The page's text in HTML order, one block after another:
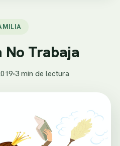
No Trabaja
•3 min de lectura